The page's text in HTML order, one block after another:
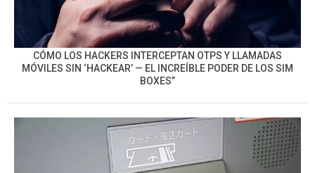
CÓMO LOS HACKERS INTERCEPTAN OTPS Y LLAMADAS
MÓVILES SIN ‘HACKEAR’ — EL INCREÍBLE PODER DE LOS SIM
BOXES”